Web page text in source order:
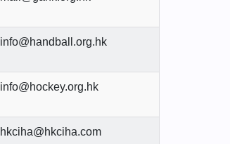
info@handball.org.hk
info@hockey.org.hk
hkciha@hkciha.com